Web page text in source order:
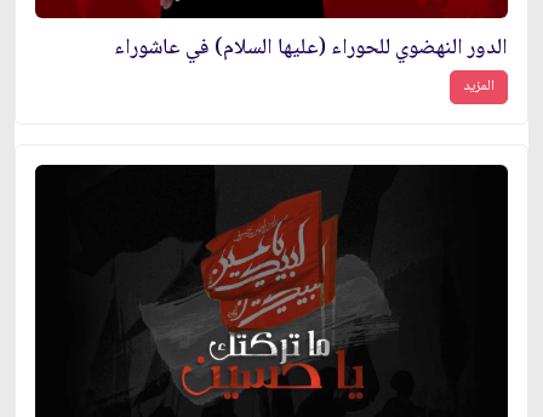
الدور النهضوي للحوراء (عليها السلام) في عاشوراء
المزيد